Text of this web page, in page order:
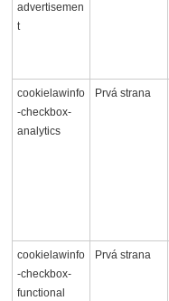
advertisemen
t
cookielawinfo
-checkbox-
analytics
Prvá strana
cookielawinfo
-checkbox-
functional
Prvá strana